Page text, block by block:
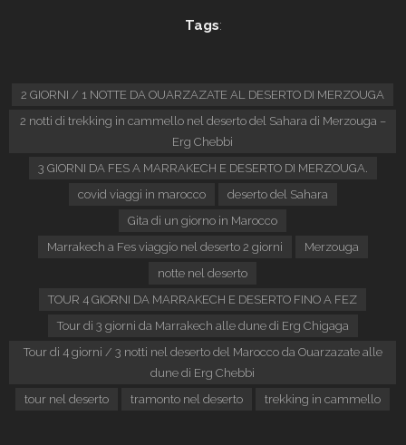
Tags:
2 GIORNI / 1 NOTTE DA OUARZAZATE AL DESERTO DI MERZOUGA
2 notti di trekking in cammello nel deserto del Sahara di Merzouga –
Erg Chebbi
3 GIORNI DA FES A MARRAKECH E DESERTO DI MERZOUGA.
covid viaggi in marocco
deserto del Sahara
Gita di un giorno in Marocco
Marrakech a Fes viaggio nel deserto 2 giorni
Merzouga
notte nel deserto
TOUR 4 GIORNI DA MARRAKECH E DESERTO FINO A FEZ
Tour di 3 giorni da Marrakech alle dune di Erg Chigaga
Tour di 4 giorni / 3 notti nel deserto del Marocco da Ouarzazate alle
dune di Erg Chebbi
tour nel deserto
tramonto nel deserto trekking in cammello